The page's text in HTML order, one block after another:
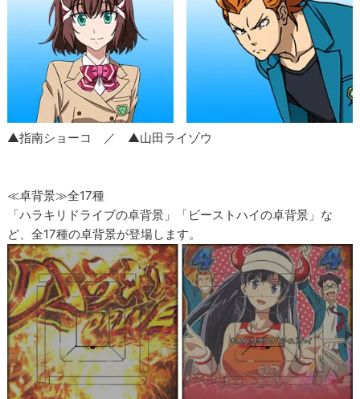
▲指南ショーコ ／ ▲山田ライゾウ
≪卓背景≫全17種
「ハラキリドライブの卓背景」「ビーストハイの卓背景」な
ど、全17種の卓背景が登場します。